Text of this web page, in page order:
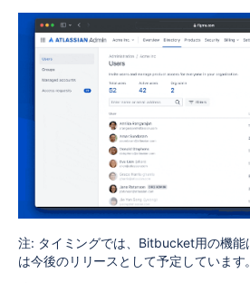
注: タイミングでは、Bitbucket用の機能
は今後のリリースとして予定しています。